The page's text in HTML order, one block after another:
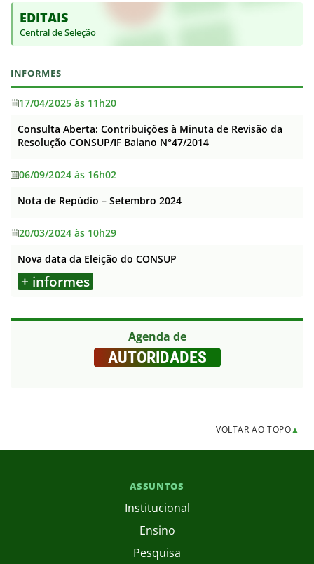
EDITAIS
Central de Seleção
INFORMES
17/04/2025 às 11h20
Consulta Aberta: Contribuições à Minuta de Revisão da
Resolução CONSUP/IF Baiano N°47/2014
06/09/2024 às 16h02
Nota de Repúdio – Setembro 2024
20/03/2024 às 10h29
Nova data da Eleição do CONSUP
+ informes
Agenda de
AUTORIDADES
VOLTAR AO TOPO▲
ASSUNTOS
Institucional
Ensino
Pesquisa